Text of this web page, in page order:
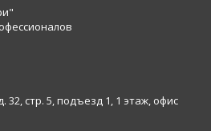
32, стр. 5, подъезд 1, 1 этаж, офис